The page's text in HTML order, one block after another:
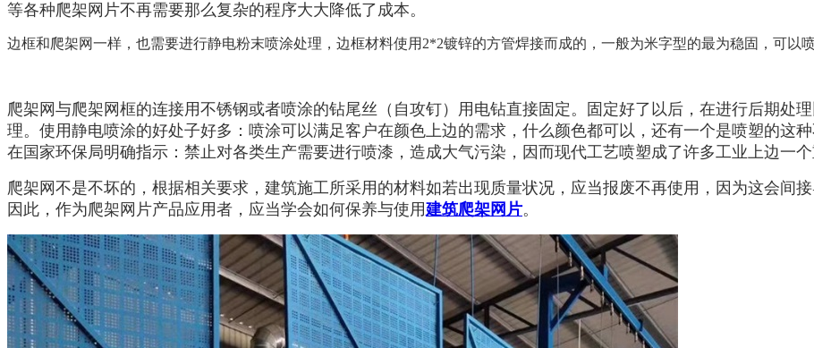
等各种爬架网片不再需要那么复杂的程序大大降低了成本。
边框和爬架网一样，也需要进行静电粉末喷涂处理，边框材料使用 2*2镀锌的方管焊接而成的，一般为米字型的最为稳固，可以
爬架网与爬架网框的连接用不锈钢或者喷涂的钻尾丝（自攻钉）用电钻直接固定。固定好了以后，在进行后期处
理。使用静电喷涂的好处子好多：喷涂可以满足客户在颜色上边的需求，什么颜色都可以，还有一个是喷塑的这
在国家环保局明确指示：禁止对各类生产需要进行喷漆，造成大气污染，因而现代工艺喷塑成了许多工业上边一个
爬架网不是不坏的，根据相关要求，建筑施工所采用的材料如若出现质量状况，应当报废不再使用，因为这会间
因此，作为爬架网片产品应用者，应当学会如何保养与使用建筑爬架网片。